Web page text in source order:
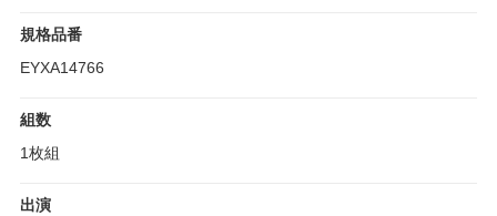
規格品番
EYXA14766
組数
1枚組
出演